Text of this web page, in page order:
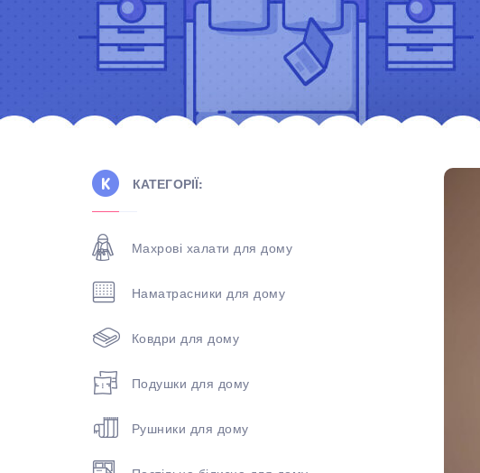
КАТЕГОРІЇ:
Махрові халати для дому
Наматрасники для дому
Ковдри для дому
Подушки для дому
Рушники для дому